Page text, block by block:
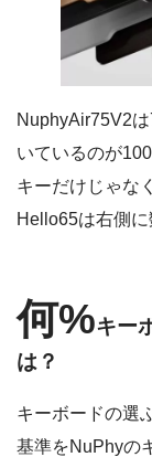
NuphyAir75V2
いているのが
キーだけじゃな
Hello65は右側に
何%キー
は？
キーボードの選
基準をNuPhyの